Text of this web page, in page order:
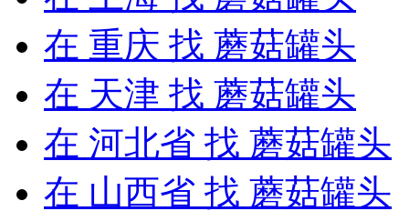
在 重庆 找 蘑菇罐头
在 天津 找 蘑菇罐头
在 河北省 找 蘑菇罐头
在 山西省 找 蘑菇罐头